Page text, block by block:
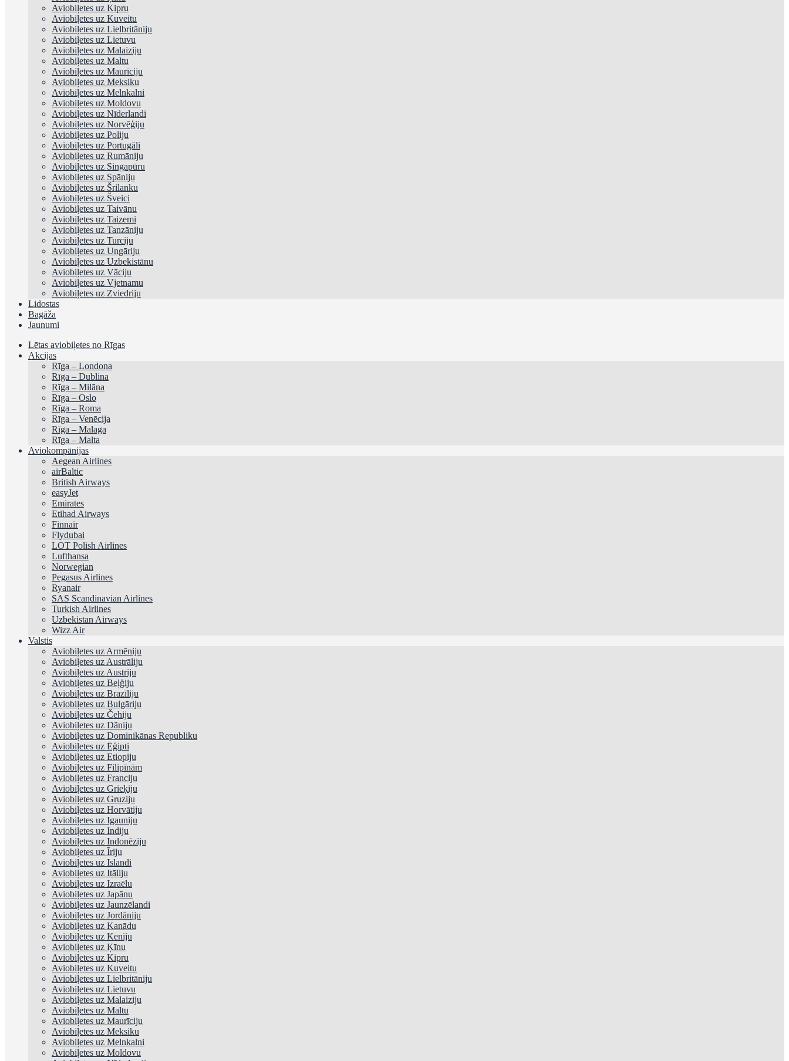
Aviobiļetes uz Kipru
Aviobiļetes uz Kuveitu
Aviobiļetes uz Lielbritāniju
Aviobiļetes uz Lietuvu
Aviobiļetes uz Malaiziju
Aviobiļetes uz Maltu
Aviobiļetes uz Maurīciju
Aviobiļetes uz Meksiku
Aviobiļetes uz Melnkalni
Aviobiļetes uz Moldovu
Aviobiļetes uz Nīderlandi
Aviobiļetes uz Norvēģiju
Aviobiļetes uz Poliju
Aviobiļetes uz Portugāli
Aviobiļetes uz Rumāniju
Aviobiļetes uz Singapūru
Aviobiļetes uz Spāniju
Aviobiļetes uz Šrilanku
Aviobiļetes uz Šveici
Aviobiļetes uz Taivānu
Aviobiļetes uz Taizemi
Aviobiļetes uz Tanzāniju
Aviobiļetes uz Turciju
Aviobiļetes uz Ungāriju
Aviobiļetes uz Uzbekistānu
Aviobiļetes uz Vāciju
Aviobiļetes uz Vjetnamu
Aviobiļetes uz Zviedriju
Lidostas
Bagāža
Jaunumi
Lētas aviobiļetes no Rīgas
Akcijas
Rīga – Londona
Rīga – Dublina
Rīga – Milāna
Rīga – Oslo
Rīga – Roma
Rīga – Venēcija
Rīga – Malaga
Rīga – Malta
Aviokompānijas
Aegean Airlines
airBaltic
British Airways
easyJet
Emirates
Etihad Airways
Finnair
Flydubai
LOT Polish Airlines
Lufthansa
Norwegian
Pegasus Airlines
Ryanair
SAS Scandinavian Airlines
Turkish Airlines
Uzbekistan Airways
Wizz Air
Valstis
Aviobiļetes uz Armēniju
Aviobiļetes uz Austrāliju
Aviobiļetes uz Austriju
Aviobiļetes uz Beļģiju
Aviobiļetes uz Brazīliju
Aviobiļetes uz Bulgāriju
Aviobiļetes uz Čehiju
Aviobiļetes uz Dāniju
Aviobiļetes uz Dominikānas Republiku
Aviobiļetes uz Ēģipti
Aviobiļetes uz Etiopiju
Aviobiļetes uz Filipīnām
Aviobiļetes uz Franciju
Aviobiļetes uz Grieķiju
Aviobiļetes uz Gruziju
Aviobiļetes uz Horvātiju
Aviobiļetes uz Igauniju
Aviobiļetes uz Indiju
Aviobiļetes uz Indonēziju
Aviobiļetes uz Īriju
Aviobiļetes uz Islandi
Aviobiļetes uz Itāliju
Aviobiļetes uz Izraēlu
Aviobiļetes uz Japānu
Aviobiļetes uz Jaunzēlandi
Aviobiļetes uz Jordāniju
Aviobiļetes uz Kanādu
Aviobiļetes uz Keniju
Aviobiļetes uz Ķīnu
Aviobiļetes uz Kipru
Aviobiļetes uz Kuveitu
Aviobiļetes uz Lielbritāniju
Aviobiļetes uz Lietuvu
Aviobiļetes uz Malaiziju
Aviobiļetes uz Maltu
Aviobiļetes uz Maurīciju
Aviobiļetes uz Meksiku
Aviobiļetes uz Melnkalni
Aviobiļetes uz Moldovu